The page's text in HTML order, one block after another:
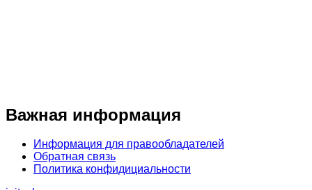
Важная информация
Информация для правообладателей
Обратная связь
Политика конфидициальности